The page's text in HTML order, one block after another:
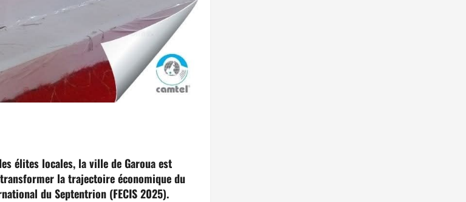
élites locales, la ville de Garoua est
transformer la trajectoire économique du
du Septentrion (FECIS 2025).